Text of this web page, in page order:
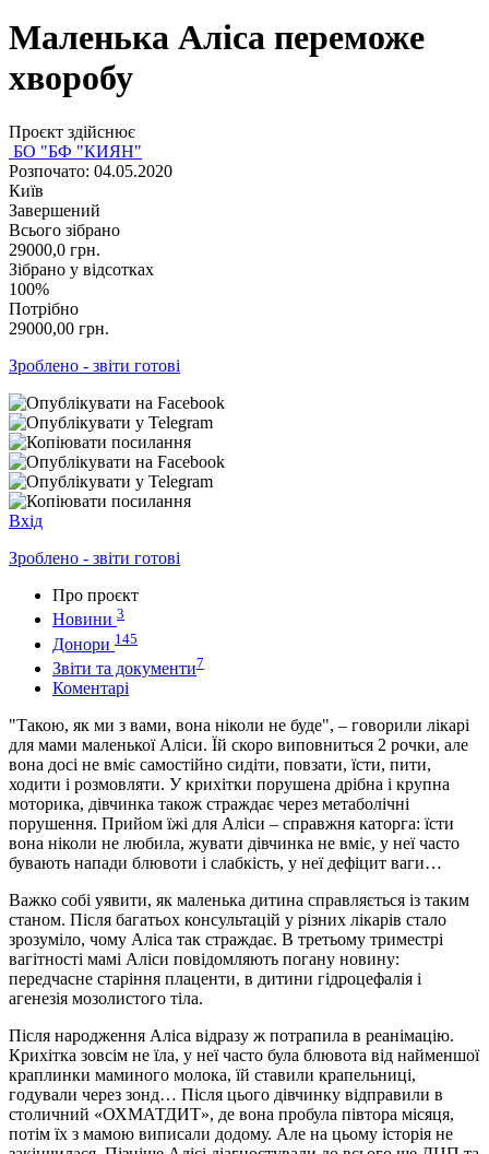
Маленька Аліса переможе
хворобу
Проєкт здійснює
БО "БФ "КИЯН"
Розпочато: 04.05.2020
Київ
Завершений
Всього зібрано
29000,0 грн.
Зібрано у відсотках
100%
Потрібно
29000,00 грн.
Зроблено - звіти готові
Вхід
Зроблено - звіти готові
Про проєкт
Новини 3
Донори 145
Звіти та документи7
Коментарі
"Такою, як ми з вами, вона ніколи не буде", – говорили лікарі
для мами маленької Аліси. Їй скоро виповниться 2 рочки, але
вона досі не вміє самостійно сидіти, повзати, їсти, пити,
ходити і розмовляти. У крихітки порушена дрібна і крупна
моторика, дівчинка також страждає через метаболічні
порушення. Прийом їжі для Аліси – справжня каторга: їсти
вона ніколи не любила, жувати дівчинка не вміє, у неї часто
бувають напади блювоти і слабкість, у неї дефіцит ваги…
Важко собі уявити, як маленька дитина справляється із таким
станом. Після багатьох консультацій у різних лікарів стало
зрозуміло, чому Аліса так страждає. В третьому триместрі
вагітності мамі Аліси повідомляють погану новину:
передчасне старіння плаценти, в дитини гідроцефалія і
агенезія мозолистого тіла.
Після народження Аліса відразу ж потрапила в реанімацію.
Крихітка зовсім не їла, у неї часто була блювота від найменшої
краплинки маминого молока, їй ставили крапельниці,
годували через зонд… Після цього дівчинку відправили в
столичний «ОХМАТДИТ», де вона пробула півтора місяця,
потім їх з мамою виписали додому. Але на цьому історія не